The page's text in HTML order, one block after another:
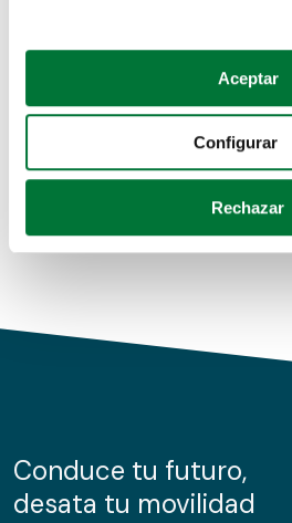
Si lo permite, también quisiéramos:
Recopilar información sobre
Identificar su dispositivo
para buscar características
Obtenga más información sobre
de cookies.
información sobre el uso que haga
nuestros partners de redes
Aceptar
Configurar
Rechazar
Coches de segunda mano
Coches de km0
Conduce tu futuro,
desata tu movilidad